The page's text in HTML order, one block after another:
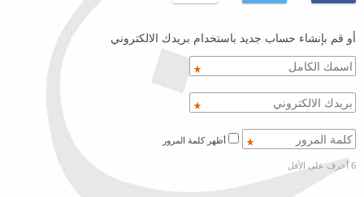
أو قم بإنشاء حساب جديد باستخدام بريدك الالكتروني
6 أحرف على الأقل